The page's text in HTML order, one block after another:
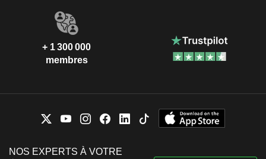
+ 1 300 000
membres
NOS EXPERTS À VOTRE